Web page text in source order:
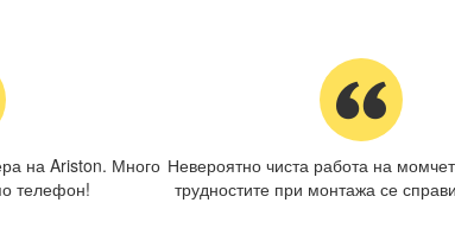
на Ariston. Много
телефон!
Невероятно чиста работа на
трудностите при монтажа се